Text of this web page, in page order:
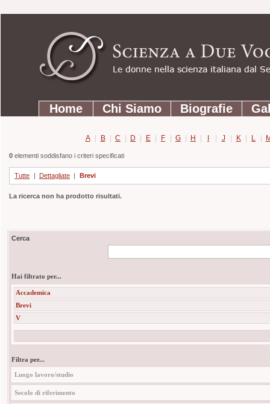
contenuti.
Strumenti
personali
SezioniHome Chi Siamo Biografie
A | B | C | D | E | F | G | H | I | J | K | L |
0elementi soddisfano i criteri specificati
Tutte | Dettagliate | Brevi
La ricerca non ha prodotto risultati.
Cerca
Hai filtrato per...
Accademica
Brevi
V
Filtra per...
Luogo lavoro/studio
Secolo di riferimento